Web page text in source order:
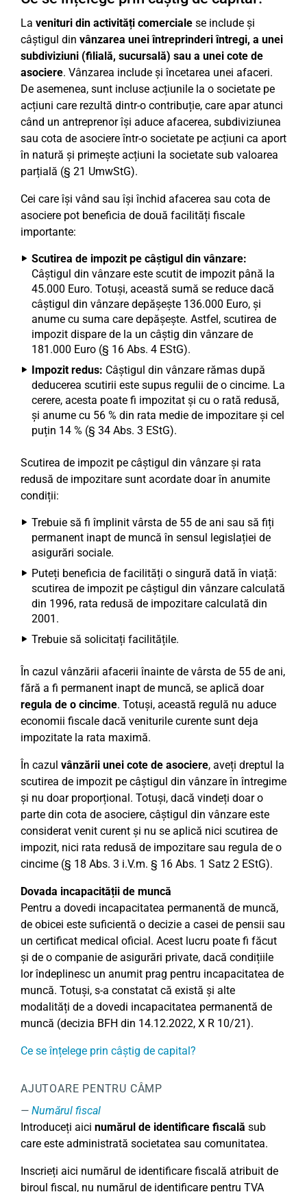
La venituri din activități comerciale se include și
câștigul din vânzarea unei întreprinderi întregi, a unei
subdiviziuni (filială, sucursală) sau a unei cote de
asociere. Vânzarea include și încetarea unei afaceri.
De asemenea, sunt incluse acțiunile la o societate pe
acțiuni care rezultă dintr-o contribuție, care apar atunci
când un antreprenor își aduce afacerea, subdiviziunea
sau cota de asociere într-o societate pe acțiuni ca aport
în natură și primește acțiuni la societate sub valoarea
parțială (§ 21 UmwStG).
Cei care își vând sau își închid afacerea sau cota de
asociere pot beneficia de două facilități fiscale
importante:
Scutirea de impozit pe câștigul din vânzare:
Câștigul din vânzare este scutit de impozit până la
45.000 Euro. Totuși, această sumă se reduce dacă
câștigul din vânzare depășește 136.000 Euro, și
anume cu suma care depășește. Astfel, scutirea de
impozit dispare de la un câștig din vânzare de
181.000 Euro (§ 16 Abs. 4 EStG).
Impozit redus: Câștigul din vânzare rămas după
deducerea scutirii este supus regulii de o cincime. La
cerere, acesta poate fi impozitat și cu o rată redusă,
și anume cu 56 % din rata medie de impozitare și cel
puțin 14 % (§ 34 Abs. 3 EStG).
Scutirea de impozit pe câștigul din vânzare și rata
redusă de impozitare sunt acordate doar în anumite
condiții:
Trebuie să fi împlinit vârsta de 55 de ani sau să fiți
permanent inapt de muncă în sensul legislației de
asigurări sociale.
Puteți beneficia de facilități o singură dată în viață:
scutirea de impozit pe câștigul din vânzare calculată
din 1996, rata redusă de impozitare calculată din
2001.
Trebuie să solicitați facilitățile.
În cazul vânzării afacerii înainte de vârsta de 55 de ani,
fără a fi permanent inapt de muncă, se aplică doar
regula de o cincime. Totuși, această regulă nu aduce
economii fiscale dacă veniturile curente sunt deja
impozitate la rata maximă.
În cazul vânzării unei cote de asociere, aveți dreptul la
scutirea de impozit pe câștigul din vânzare în întregime
și nu doar proporțional. Totuși, dacă vindeți doar o
parte din cota de asociere, câștigul din vânzare este
considerat venit curent și nu se aplică nici scutirea de
impozit, nici rata redusă de impozitare sau regula de o
cincime (§ 18 Abs. 3 i.V.m. § 16 Abs. 1 Satz 2 EStG).
Dovada incapacității de muncă
Pentru a dovedi incapacitatea permanentă de muncă,
de obicei este suficientă o decizie a casei de pensii sau
un certificat medical oficial. Acest lucru poate fi făcut
și de o companie de asigurări private, dacă condițiile
lor îndeplinesc un anumit prag pentru incapacitatea de
muncă. Totuși, s-a constatat că există și alte
modalități de a dovedi incapacitatea permanentă de
muncă (decizia BFH din 14.12.2022, X R 10/21).
Ce se înțelege prin câștig de capital?
AJUTOARE PENTRU CÂMP
Numărul fiscal
Introduceți aici numărul de identificare fiscală sub
care este administrată societatea sau comunitatea.
Inscrieți aici numărul de identificare fiscală atribuit de
biroul fiscal, nu numărul de identificare pentru TVA